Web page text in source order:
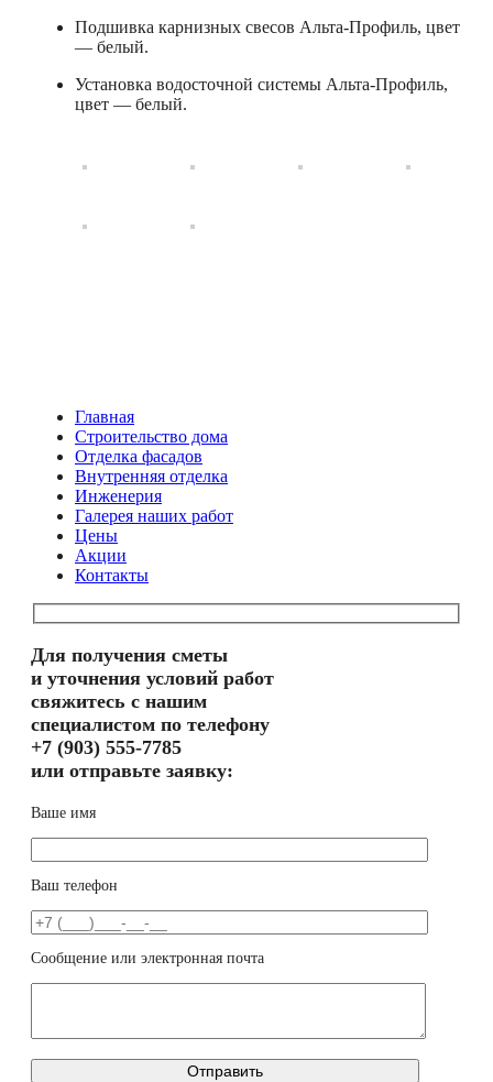
Подшивка карнизных свесов Альта-Профиль, цвет
— белый.
Установка водосточной системы Альта-Профиль,
цвет — белый.
Главная
Строительство дома
Отделка фасадов
Внутренняя отделка
Инженерия
Галерея наших работ
Цены
Акции
Контакты
Для получения сметы
и уточнения условий работ
свяжитесь с нашим
специалистом по телефону
+7 (903) 555-7785
или отправьте заявку:
Ваше имя
Ваш телефон
Сообщение или электронная почта